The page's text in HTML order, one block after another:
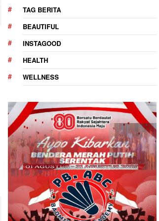
TAG BERITA
BEAUTIFUL
INSTAGOOD
HEALTH
WELLNESS